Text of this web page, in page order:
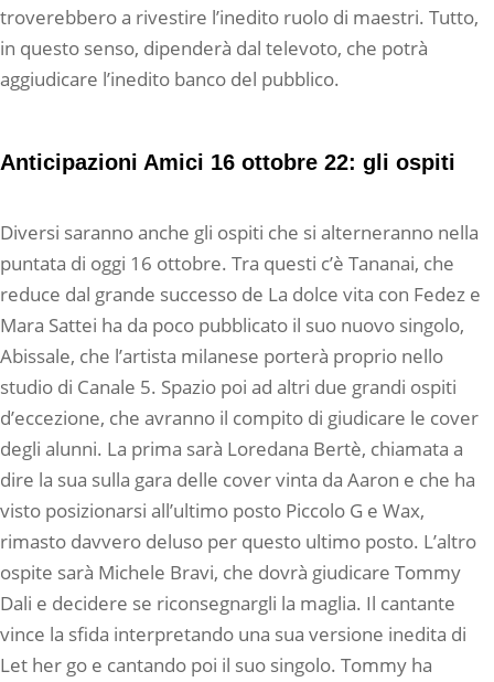
troverebbero a rivestire l’inedito ruolo di maestri. Tutto,
in questo senso, dipenderà dal televoto, che potrà
aggiudicare l’inedito banco del pubblico.
Anticipazioni Amici 16 ottobre 22: gli ospiti
Diversi saranno anche gli ospiti che si alterneranno nella
puntata di oggi 16 ottobre. Tra questi c’è Tananai, che
reduce dal grande successo de La dolce vita con Fedez e
Mara Sattei ha da poco pubblicato il suo nuovo singolo,
Abissale, che l’artista milanese porterà proprio nello
studio di Canale 5. Spazio poi ad altri due grandi ospiti
d’eccezione, che avranno il compito di giudicare le cover
degli alunni. La prima sarà Loredana Bertè, chiamata a
dire la sua sulla gara delle cover vinta da Aaron e che ha
visto posizionarsi all’ultimo posto Piccolo G e Wax,
rimasto davvero deluso per questo ultimo posto. L’altro
ospite sarà Michele Bravi, che dovrà giudicare Tommy
Dali e decidere se riconsegnargli la maglia. Il cantante
vince la sfida interpretando una sua versione inedita di
Let her go e cantando poi il suo singolo. Tommy ha